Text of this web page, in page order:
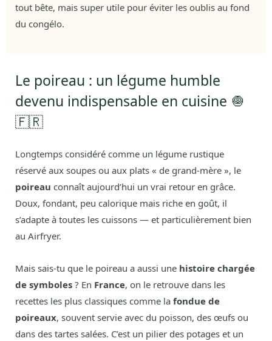
tout bête, mais super utile pour éviter les oublis au fond
du congélo.
Le poireau : un légume humble
devenu indispensable en cuisine 🧅
🇫🇷
Longtemps considéré comme un légume rustique
réservé aux soupes ou aux plats « de grand-mère », le
poireau connaît aujourd’hui un vrai retour en grâce.
Doux, fondant, peu calorique mais riche en goût, il
s’adapte à toutes les cuissons — et particulièrement bien
au Airfryer.
Mais sais-tu que le poireau a aussi une histoire chargée
de symboles ? En France, on le retrouve dans les
recettes les plus classiques comme la fondue de
poireaux, souvent servie avec du poisson, des œufs ou
dans des tartes salées. C’est un pilier des potages et un